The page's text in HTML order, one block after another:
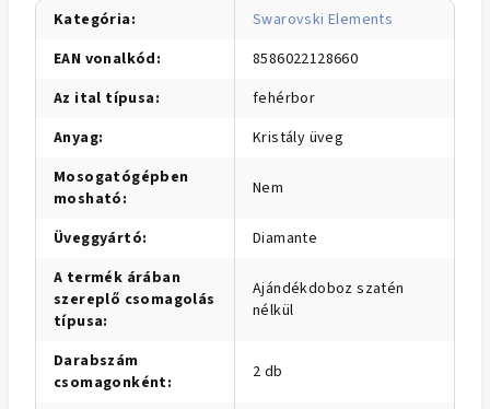
Kategória:
Swarovski Elements
EAN vonalkód:
8586022128660
Az ital típusa:
fehérbor
Anyag:
Kristály üveg
Mosogatógépben
mosható: Nem
Üveggyártó:
Diamante
A termék árában
szereplő csomagolás
típusa:
Ajándékdoboz szatén
nélkül
Darabszám
csomagonként: 2 db